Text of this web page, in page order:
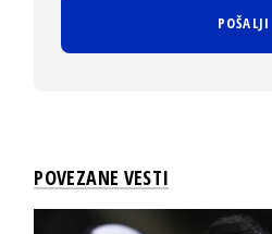
POVEZANE VESTI